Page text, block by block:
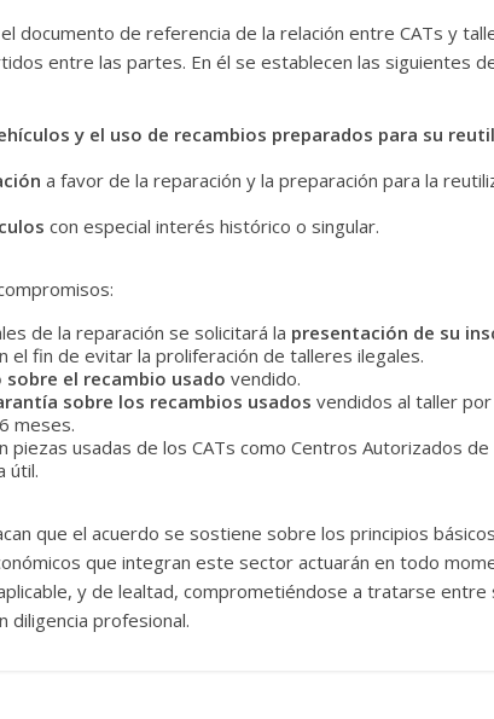
documento de referencia de la relación entre CATs y
entre las partes. En él se establecen las siguientes
y el uso de recambios preparados para su
a favor de la reparación y la preparación para la
con especial interés histórico o singular.
de la reparación se solicitará la presentación de su
el fin de evitar la proliferación de talleres ilegales.
el recambio usado vendido.
sobre los recambios usados vendidos al taller
meses.
piezas usadas de los CATs como Centros Autorizados
útil.
que el acuerdo se sostiene sobre los principios
que integran este sector actuarán en todo
y de lealtad, comprometiéndose a tratarse entre
diligencia profesional.